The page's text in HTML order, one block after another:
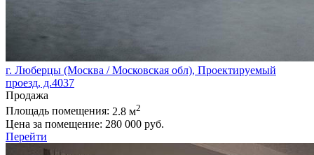
г. Люберцы (Москва / Московская обл), Проектируемый
проезд, д.4037
Продажа
Площадь помещения: 2.8 м2
Цена за помещение: 280 000 руб.
Перейти